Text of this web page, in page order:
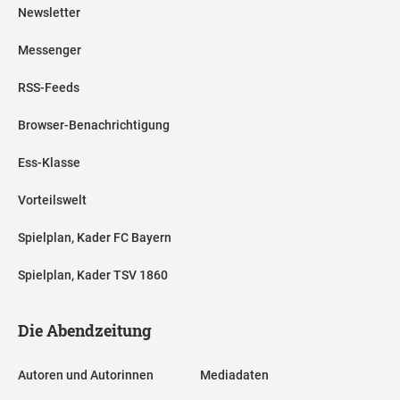
Newsletter
Messenger
RSS-Feeds
Browser-Benachrichtigung
Ess-Klasse
Vorteilswelt
Spielplan, Kader FC Bayern
Spielplan, Kader TSV 1860
Die Abendzeitung
Autoren und Autorinnen Mediadaten